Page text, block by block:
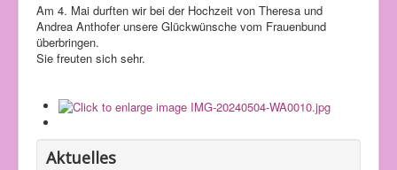
Jahresprogramm
Bilder und Berichte
Impressum
Am 4. Mai durften wir bei der Hochzeit von Theresa und
Andrea Anthofer unsere Glückwünsche vom Frauenbund
überbringen.
Sie freuten sich sehr.
Aktuelles